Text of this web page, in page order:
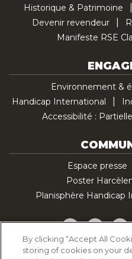
Historique & Patrimoine
Devenir revendeur
Manifeste RSE
Environnement &
Handicap International
Accessibilité :
Espace presse
Poster
Planisphère Handicap
Facebook
By clicking “Accept All
storing of cookies on your